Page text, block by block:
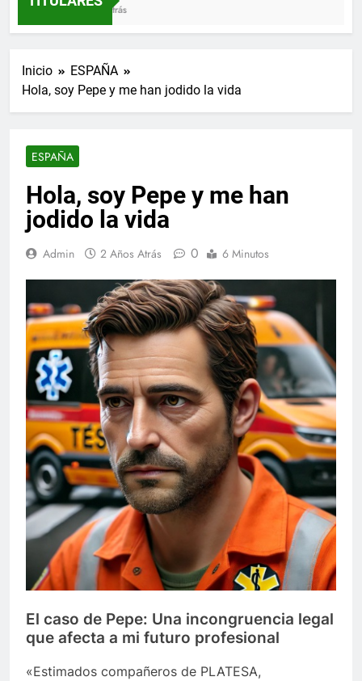
3 Semanas Atrás
Inicio
ESPAÑA
Hola, soy Pepe y me han jodido la vida
ESPAÑA
Hola, soy Pepe y me han
jodido la vida
Admin 2 Años Atrás 0 6 Minutos
El caso de Pepe: Una incongruencia legal
que afecta a mi futuro profesional
«Estimados compañeros de PLATESA,